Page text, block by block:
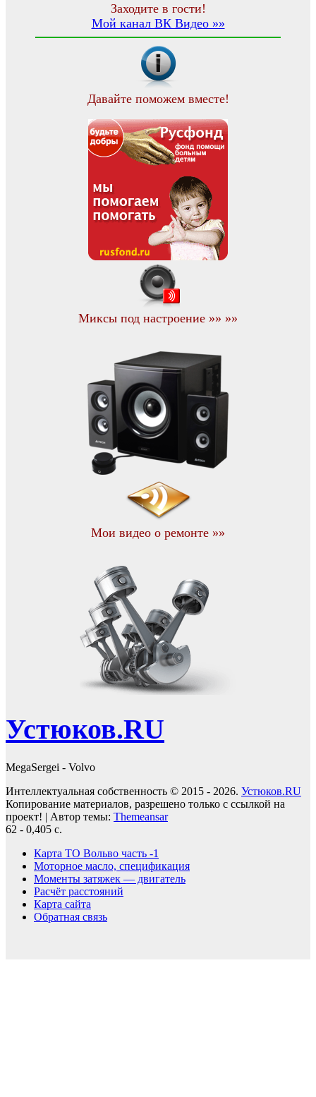
Заходите в гости!
Мой канал ВК Видео »»
Давайте поможем вместе!
Миксы под настроение »» »»
Мои видео о ремонте »»
Устюков.RU
MegaSergei - Volvo
Интеллектуальная собственность © 2015 - 2026. Устюков.RU
Копирование материалов, разрешено только с ссылкой на
проект! | Автор темы: Themeansar
62 - 0,405 с.
Карта ТО Вольво часть -1
Моторное масло, спецификация
Моменты затяжек — двигатель
Расчёт расстояний
Карта сайта
Обратная связь